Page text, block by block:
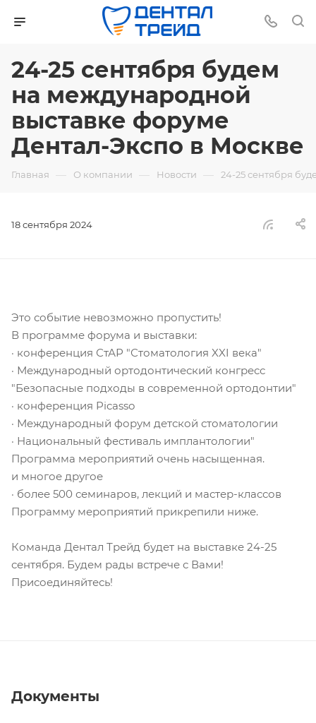
24-25 сентября будем
на международной
выставке форуме
Дентал-Экспо в Москве
Главная — О компании — Новости — 24-25 сентября
18 сентября 2024
Это событие невозможно пропустить!
В программе форума и выставки:
· конференция СтАР "Стоматология XXI века"
· Международный ортодонтический конгресс
"Безопасные подходы в современной ортодонтии"
· конференция Picasso
· Международный форум детской стоматологии
· Национальный фестиваль имплантологии"
Программа мероприятий очень насыщенная.
и многое другое
· более 500 семинаров, лекций и мастер-классов
Программу мероприятий прикрепили ниже.
Команда Дентал Трейд будет на выставке 24-25
сентября. Будем рады встрече с Вами!
Присоединяйтесь!
Документы